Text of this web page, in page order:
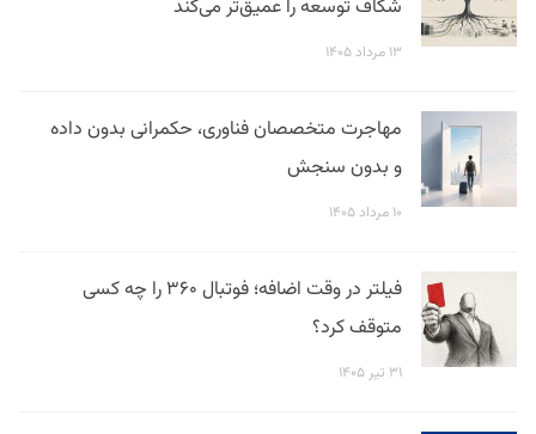
شکاف توسعه را عمیق‌تر می‌کند
۱۳ مرداد ۱۴۰۵
مهاجرت متخصصان فناوری، حکمرانی بدون داده
و بدون سنجش
۱۰ مرداد ۱۴۰۵
فیلتر در وقت اضافه؛ فوتبال ۳۶۰ را چه کسی
متوقف کرد؟
۳۱ تیر ۱۴۰۵